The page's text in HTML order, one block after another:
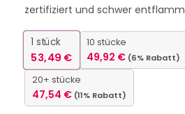
zertifiziert und schwer
1 stück
53,49€
10 stücke
49,92 € (6% Rabatt)
20+ stücke
47,54 € (11% Rabatt)